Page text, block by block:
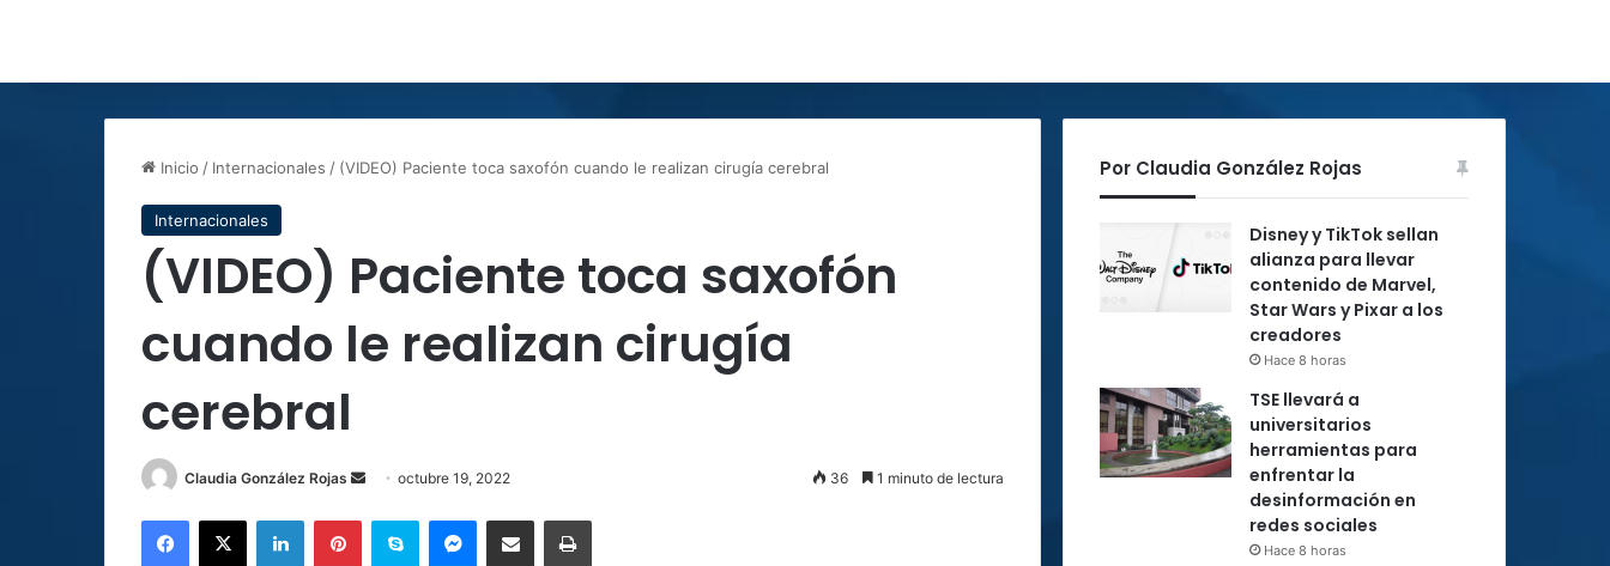
Inicio / Internacionales / (VIDEO) Paciente toca saxofón cuando le realizan cirugía cerebral
Internacionales
(VIDEO) Paciente toca saxofón
cuando le realizan cirugía
cerebral
Claudia González Rojas
Send
email
octubre 19, 2022 36 1 minuto de lectura
Facebook
X LinkedInPinterestSkype MessengerCompartir por correo electrónicoImprimir
Por Claudia González Rojas
Disney y TikTok sellan
alianza para llevar
contenido de Marvel,
Star Wars y Pixar a los
creadores
Hace 8 horas
TSE llevará a
universitarios
herramientas para
enfrentar la
desinformación en
redes sociales
Hace 8 horas